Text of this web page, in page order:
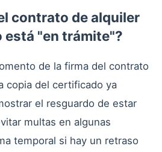
contrato de alquiler
"en trámite"?
de la firma del contrato
copia del certificado ya
el resguardo de estar
multas en algunas
temporal si hay un retraso